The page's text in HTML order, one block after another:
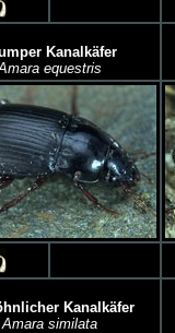
Kanalkäfer
equestris
Kanalkäfer
Amara similata